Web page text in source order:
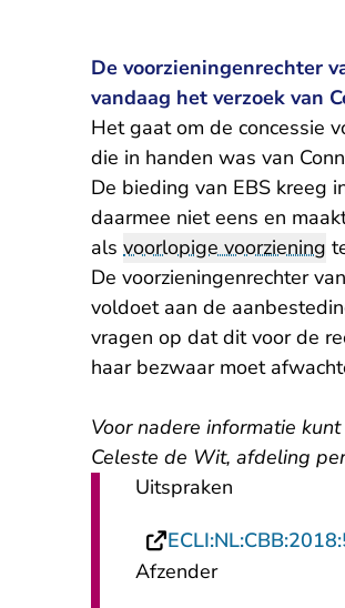
De voorzieningenrechter
vandaag het verzoek van
Het gaat om de concessie
die in handen was van
De bieding van EBS kreeg
daarmee niet eens en
als voorlopige voorziening
De voorzieningenrechter
voldoet aan de
vragen op dat dit voor de
haar bezwaar moet
Voor nadere informatie
Celeste de Wit, afdeling
Uitspraken
Afzender